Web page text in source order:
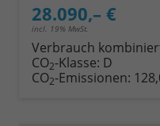
28.090,– €
incl. 19% MwSt.
Verbrauch
CO2-Klasse: D
CO2-Emissionen: